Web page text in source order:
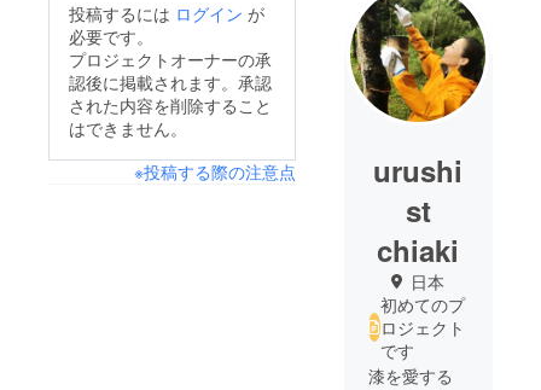
投稿するには ログイン が
必要です。
プロジェクトオーナーの承
認後に掲載されます。承認
された内容を削除すること
はできません。
※投稿する際の注意点
urushi
st
chiaki
日本
初めてのプ
ロジェクト
です
漆を愛する